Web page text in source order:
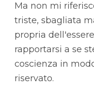
Ma non mi
triste, sbagliata
propria
rapportarsi a se
coscienza in
riservato.